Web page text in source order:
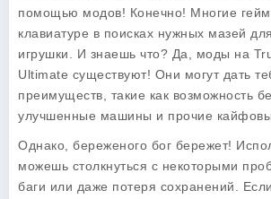
помощью модов! Конечно! Многие
клавиатуре в поисках нужных мазей
игрушки. И знаешь что? Да, моды на
Ultimate существуют! Они могут дать
преимуществ, такие как возможность
улучшенные машины и прочие
Однако, береженого бог бережет!
можешь столкнуться с некоторыми
баги или даже потеря сохранений.